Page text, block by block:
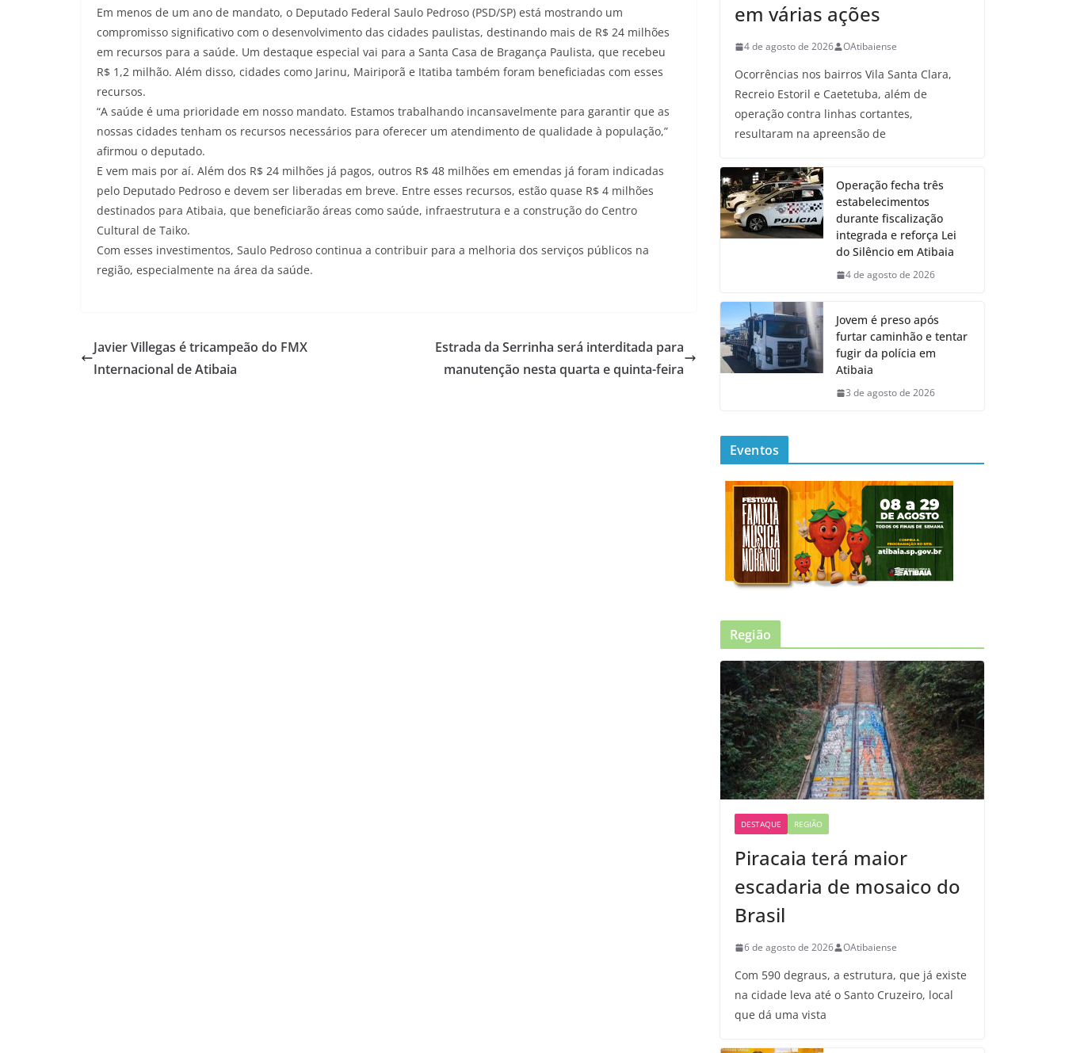
Em menos de um ano de mandato, o Deputado Federal Saulo Pedroso (PSD/SP) está mostrando um
compromisso significativo com o desenvolvimento das cidades paulistas, destinando mais de R$ 24 milhões
em recursos para a saúde. Um destaque especial vai para a Santa Casa de Bragança Paulista, que recebeu
R$ 1,2 milhão. Além disso, cidades como Jarinu, Mairiporã e Itatiba também foram beneficiadas com esses
recursos.
“A saúde é uma prioridade em nosso mandato. Estamos trabalhando incansavelmente para garantir que as
nossas cidades tenham os recursos necessários para oferecer um atendimento de qualidade à população,”
afirmou o deputado.
E vem mais por aí. Além dos R$ 24 milhões já pagos, outros R$ 48 milhões em emendas já foram indicadas
pelo Deputado Pedroso e devem ser liberadas em breve. Entre esses recursos, estão quase R$ 4 milhões
destinados para Atibaia, que beneficiarão áreas como saúde, infraestrutura e a construção do Centro
Cultural de Taiko.
Com esses investimentos, Saulo Pedroso continua a contribuir para a melhoria dos serviços públicos na
região, especialmente na área da saúde.
Javier Villegas é tricampeão do FMX
Internacional de Atibaia
Estrada da Serrinha será interditada para
manutenção nesta quarta e quinta-feira
em várias ações
4 de agosto de 2026 OAtibaiense
Ocorrências nos bairros Vila Santa Clara,
Recreio Estoril e Caetetuba, além de
operação contra linhas cortantes,
resultaram na apreensão de
Operação fecha três
estabelecimentos
durante fiscalização
integrada e reforça Lei
do Silêncio em Atibaia
4 de agosto de 2026
Jovem é preso após
furtar caminhão e tentar
fugir da polícia em
Atibaia
3 de agosto de 2026
Eventos
Região
DESTAQUE REGIÃO
Piracaia terá maior
escadaria de mosaico do
Brasil
6 de agosto de 2026 OAtibaiense
Com 590 degraus, a estrutura, que já existe
na cidade leva até o Santo Cruzeiro, local
que dá uma vista